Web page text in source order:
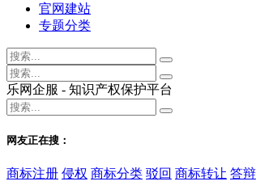
官网建站
专题分类
乐网企服 - 知识产权保护平台
网友正在搜：
商标注册 侵权 商标分类 驳回 商标转让 答辩